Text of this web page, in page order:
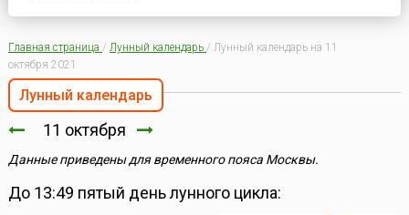
Главная страница / Лунный календарь / Лунный календарь на 11
октября 2021
Лунный календарь
11 октября
Данные приведены для временного пояса Москвы.
До 13:49 пятый день лунного цикла: